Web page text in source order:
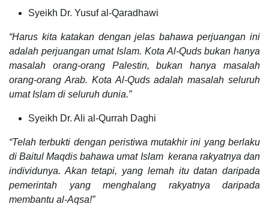
Syeikh Dr. Yusuf al-Qaradhawi
“Harus kita katakan dengan jelas bahawa perjuangan ini
adalah perjuangan umat Islam. Kota Al-Quds bukan hanya
masalah orang-orang Palestin, bukan hanya masalah
orang-orang Arab. Kota Al-Quds adalah masalah seluruh
umat Islam di seluruh dunia.”
Syeikh Dr. Ali al-Qurrah Daghi
“Telah terbukti dengan peristiwa mutakhir ini yang berlaku
di Baitul Maqdis bahawa umat Islam kerana rakyatnya dan
individunya. Akan tetapi, yang lemah itu datan daripada
pemerintah yang menghalang rakyatnya daripada
membantu al-Aqsa!”